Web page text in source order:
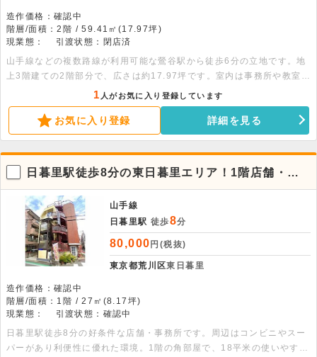
造作価格：確認中
階層/面積：2階 / 59.41㎡(17.97坪)
現業態：
引渡状態：閉店済
山手線などの複数路線が利用可能な鶯谷駅から徒歩6分の立地です。地
上3階建ての2階部分で、広さは約17.97坪です。室内は事務所や教室に
適した間取りとなっています。敷地内には屋根付きの駐車場が備わって
います。諸条件のご相談などは、お気軽にお問い合わせください。
1 人がお気に入り登録しています
お気に入り登録 詳細を見る
日暮里駅徒歩8分の東日暮里エリア！1階店舗・事
務所物件
山手線
日暮里駅 徒歩8分
80,000 円(税抜)
東京都荒川区東日暮里
造作価格：確認中
階層/面積：1階 / 27㎡(8.17坪)
現業態：
引渡状態：確認中
日暮里駅徒歩8分の好条件な店舗・事務所です。周辺はコンビニやスー
パーがあり利便性に優れた環境。1階の角部屋で、18平米の使いやすい